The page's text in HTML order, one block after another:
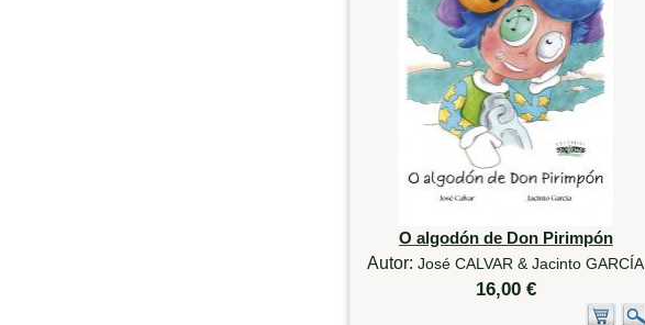
O algodón de Don Pirimpón
Autor:José CALVAR & Jacinto GARCÍA
16,00 €